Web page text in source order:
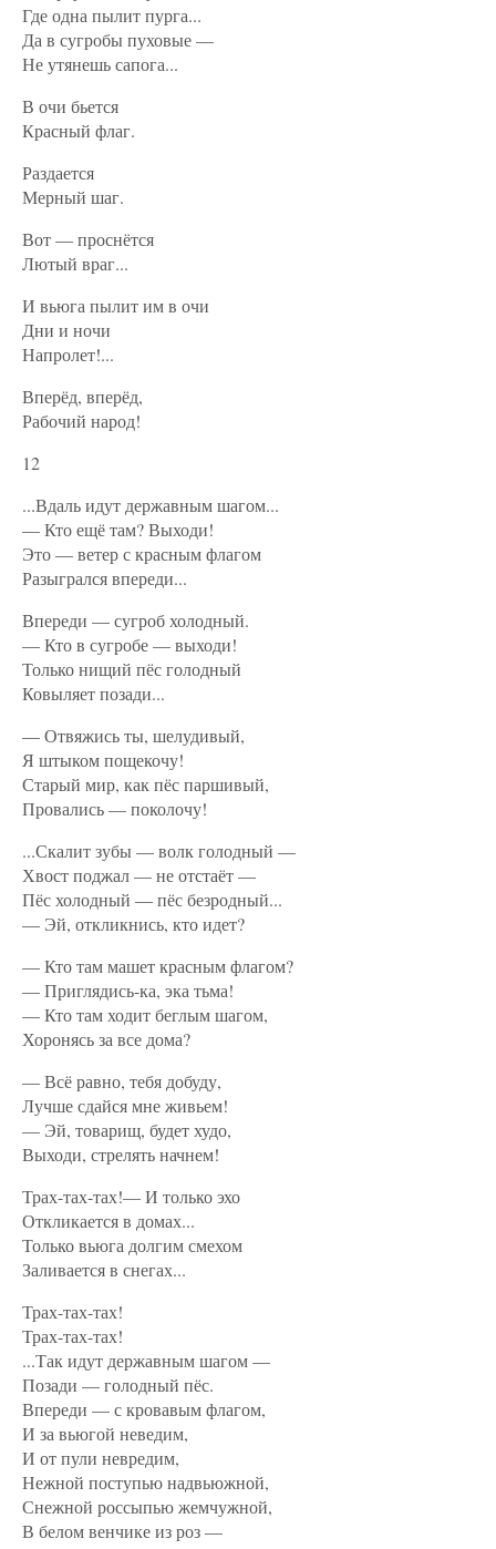
Где одна пылит пурга...
Да в сугробы пуховые —
Не утянешь сапога...
В очи бьется
Красный флаг.
Раздается
Мерный шаг.
Вот — проснётся
Лютый враг...
И вьюга пылит им в очи
Дни и ночи
Напролет!...
Вперёд, вперёд,
Рабочий народ!
12
...Вдаль идут державным шагом...
— Кто ещё там? Выходи!
Это — ветер с красным флагом
Разыгрался впереди...
Впереди — сугроб холодный.
— Кто в сугробе — выходи!
Только нищий пёс голодный
Ковыляет позади...
— Отвяжись ты, шелудивый,
Я штыком пощекочу!
Старый мир, как пёс паршивый,
Провались — поколочу!
...Скалит зубы — волк голодный —
Хвост поджал — не отстаёт —
Пёс холодный — пёс безродный...
— Эй, откликнись, кто идет?
— Кто там машет красным флагом?
— Приглядись-ка, эка тьма!
— Кто там ходит беглым шагом,
Хоронясь за все дома?
— Всё равно, тебя добуду,
Лучше сдайся мне живьем!
— Эй, товарищ, будет худо,
Выходи, стрелять начнем!
Трах-тах-тах!— И только эхо
Откликается в домах...
Только вьюга долгим смехом
Заливается в снегах...
Трах-тах-тах!
Трах-тах-тах!
...Так идут державным шагом —
Позади — голодный пёс.
Впереди — с кровавым флагом,
И за вьюгой неведим,
И от пули невредим,
Нежной поступью надвьюжной,
Снежной россыпью жемчужной,
В белом венчике из роз —